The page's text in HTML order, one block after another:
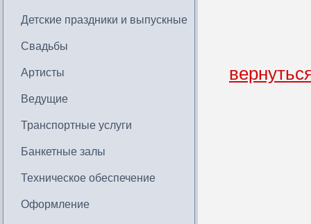
Детские праздники и выпускные
Свадьбы
Артисты
Ведущие
Транспортные услуги
Банкетные залы
Техническое обеспечение
Оформление